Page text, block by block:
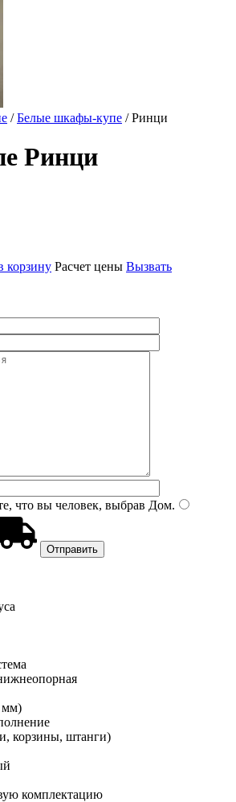
/Белые шкафы-купе / Ринци
Ринци
корзину Расчет цены Вызвать
что вы человек, выбрав Дом.
корзины, штанги)
комплектацию